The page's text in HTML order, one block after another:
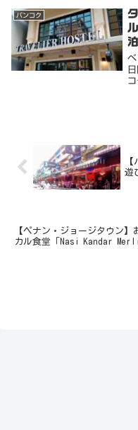
バンコク
ベ
遊
【ペナン・ジョージタウン】
カル食堂「Nasi Kandar